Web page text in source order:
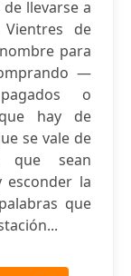
llevarse a
Vientres de
para
—
o
hay de
se vale de
que sean
esconder la
que